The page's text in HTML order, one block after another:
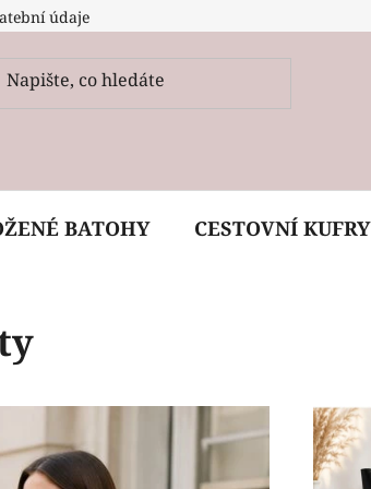
údaje
BATOHY CESTOVNÍ KUFRY